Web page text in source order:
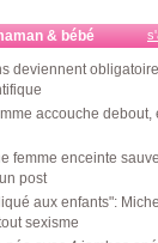
& bébé
deviennent
accouche debout,
femme enceinte
post
aux enfants":
sexisme